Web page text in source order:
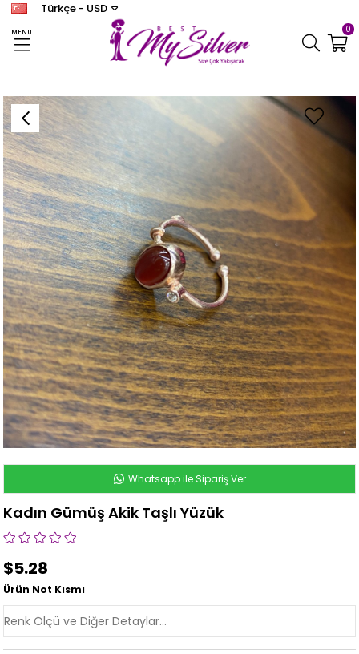
MENU
Türkçe - USD
0
Kadın Gümüş Akik Taşlı Yüzük
Whatsapp ile Sipariş Ver
Kadın Gümüş Akik Taşlı Yüzük
$5.28
Ürün Not Kısmı